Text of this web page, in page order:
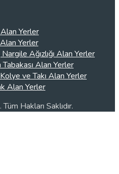
Yerler
Yerler
Ağızlığı Alan Yerler
Alan Yerler
ve Takı Alan Yerler
Alan Yerler
Hakları Saklıdır.